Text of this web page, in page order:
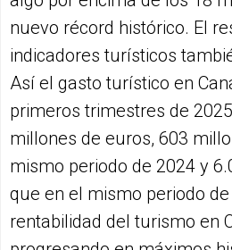
nuevo récord histórico. El
indicadores turísticos
Así el gasto turístico en
primeros trimestres de
millones de euros, 603
mismo periodo de 2024 y
que en el mismo periodo
rentabilidad del turismo en